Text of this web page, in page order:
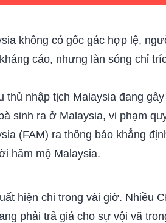
không có gốc gác hợp lệ,
cáo, nhưng làn sóng chỉ
nhập tịch Malaysia đang
sinh ra ở Malaysia, vi phạm
(FAM) ra thông báo khẳng
hâm mộ Malaysia.
hiện chỉ trong vài giờ. Nhiều
phải trả giá cho sự vội vã